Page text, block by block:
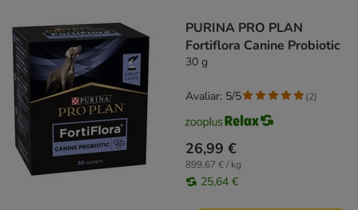
PURINA PRO PLAN
Fortiflora Canine Probiotic
30 g
26,99 €
899,67 € / kg
25,64 €
Avaliar: 5/5 (2)